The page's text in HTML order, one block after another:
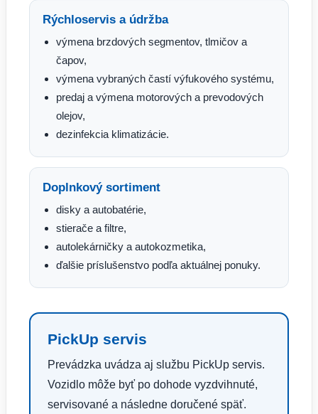
Rýchloservis a údržba
výmena brzdových segmentov, tlmičov a
čapov,
výmena vybraných častí výfukového systému,
predaj a výmena motorových a prevodových
olejov,
dezinfekcia klimatizácie.
Doplnkový sortiment
disky a autobatérie,
stierače a filtre,
autolekárničky a autokozmetika,
ďalšie príslušenstvo podľa aktuálnej ponuky.
PickUp servis
Prevádzka uvádza aj službu PickUp servis.
Vozidlo môže byť po dohode vyzdvihnuté,
servisované a následne doručené späť.